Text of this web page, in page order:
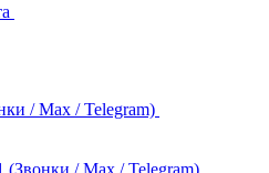
/ Max / Telegram)
(Звонки / Max / Telegram)